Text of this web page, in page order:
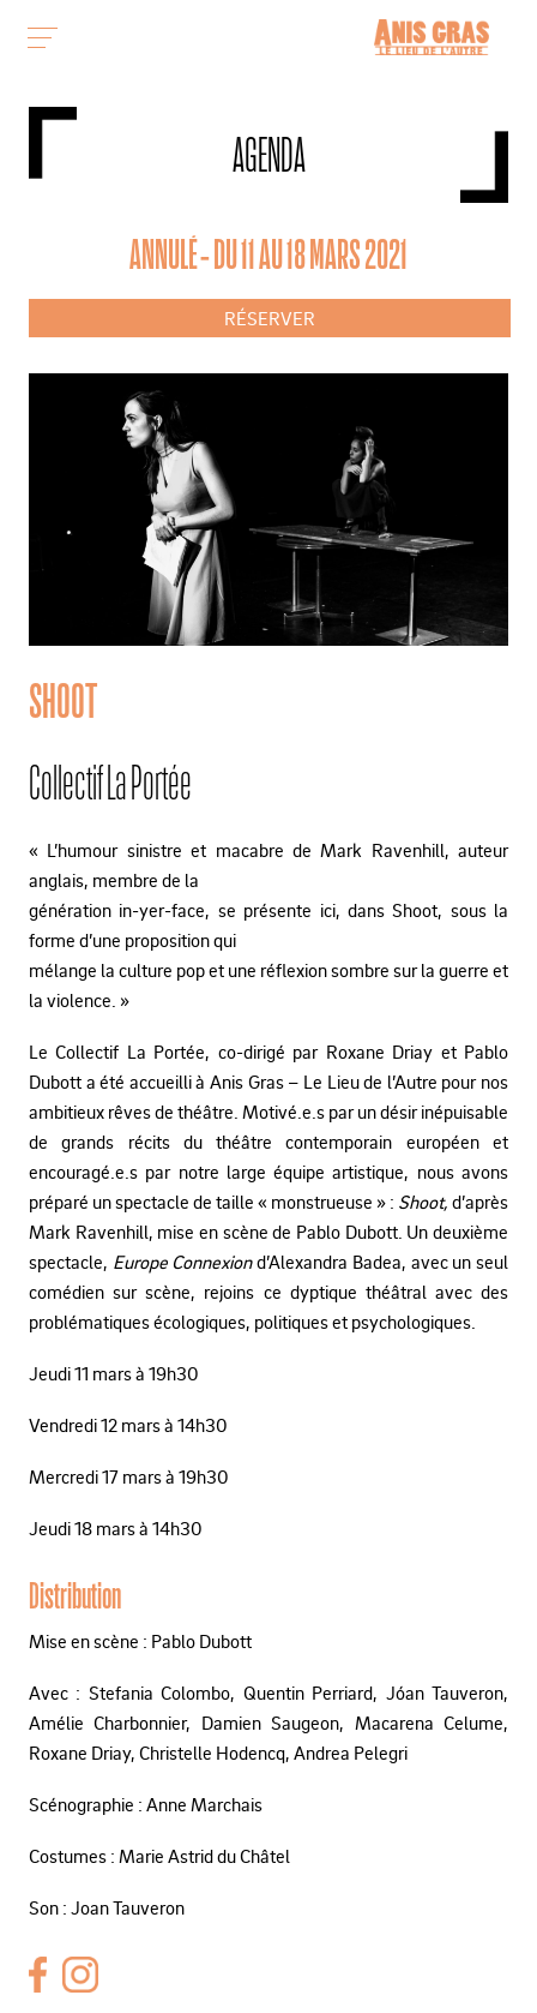
AGENDA
ANNULÉ - DU 11 AU 18 MARS 2021
RÉSERVER
SHOOT
Collectif La Portée
« L’humour sinistre et macabre de Mark Ravenhill, auteur
anglais, membre de la
génération in-yer-face, se présente ici, dans Shoot, sous la
forme d’une proposition qui
mélange la culture pop et une réflexion sombre sur la guerre et
la violence. »
Le Collectif La Portée, co-dirigé par Roxane Driay et Pablo
Dubott a été accueilli à Anis Gras – Le Lieu de l’Autre pour nos
ambitieux rêves de théâtre. Motivé.e.s par un désir inépuisable
de grands récits du théâtre contemporain européen et
encouragé.e.s par notre large équipe artistique, nous avons
préparé un spectacle de taille « monstrueuse » : Shoot, d’après
Mark Ravenhill, mise en scène de Pablo Dubott. Un deuxième
spectacle, Europe Connexiond’Alexandra Badea, avec un seul
comédien sur scène, rejoins ce dyptique théâtral avec des
problématiques écologiques, politiques et psychologiques.
Jeudi 11 mars à 19h30
Vendredi 12 mars à 14h30
Mercredi 17 mars à 19h30
Jeudi 18 mars à 14h30
Distribution
Mise en scène : Pablo Dubott
Avec : Stefania Colombo, Quentin Perriard, Jóan Tauveron,
Amélie Charbonnier, Damien Saugeon, Macarena Celume,
Roxane Driay, Christelle Hodencq, Andrea Pelegri
Scénographie : Anne Marchais
Costumes : Marie Astrid du Châtel
Son : Joan Tauveron